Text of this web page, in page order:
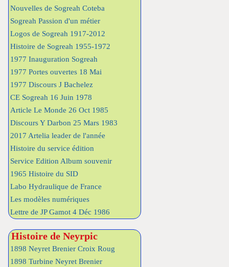
Nouvelles de Sogreah Coteba
Sogreah Passion d'un métier
Logos de Sogreah 1917-2012
Histoire de Sogreah 1955-1972
1977 Inauguration Sogreah
1977 Portes ouvertes 18 Mai
1977 Discours J Bachelez
CE Sogreah 16 Juin 1978
Article Le Monde 26 Oct 1985
Discours Y Darbon 25 Mars 1983
2017 Artelia leader de l'année
Histoire du service édition
Service Edition Album souvenir
1965 Histoire du SID
Labo Hydraulique de France
Les modèles numériques
Lettre de JP Gamot 4 Déc 1986
Histoire de Neyrpic
1898 Neyret Brenier Croix Roug
1898 Turbine Neyret Brenier